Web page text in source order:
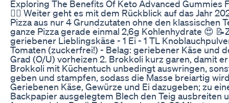
Exploring The Benefits Of Keto Advanced Gummies
👉🏼 Weiter geht es mit dem Rückblick auf das Jahr
Pizza aus nur 4 Grundzutaten ohne den klassischen
ganze Pizza gerade einmal 2,6g Kohlenhydrate 😍
geriebener Lieblingskäse - 1 Ei - 1 TL
Tomaten (zuckerfrei!) - Belag: geriebener Käse und
Grad (O/U) vorheizen 2. Brokkoli kurz garen, damit
Brokkoli mit Küchentuch unbedingt auswringen,
geben und stampfen, sodass die Masse breiartig
Geriebenen Käse, Gewürze und Ei dazugeben; zu
Backpapier ausgelegtem Blech den Teig ausbreiten